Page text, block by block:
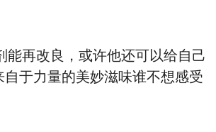
再改良，或许他还可以给自己
于力量的美妙滋味谁不想感受